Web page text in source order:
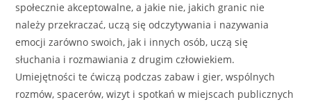
społecznie akceptowalne, a jakie nie, jakich granic nie
należy przekraczać, uczą się odczytywania i nazywania
emocji zarówno swoich, jak i innych osób, uczą się
słuchania i rozmawiania z drugim człowiekiem.
Umiejętności te ćwiczą podczas zabaw i gier, wspólnych
rozmów, spacerów, wizyt i spotkań w miejscach publicznych